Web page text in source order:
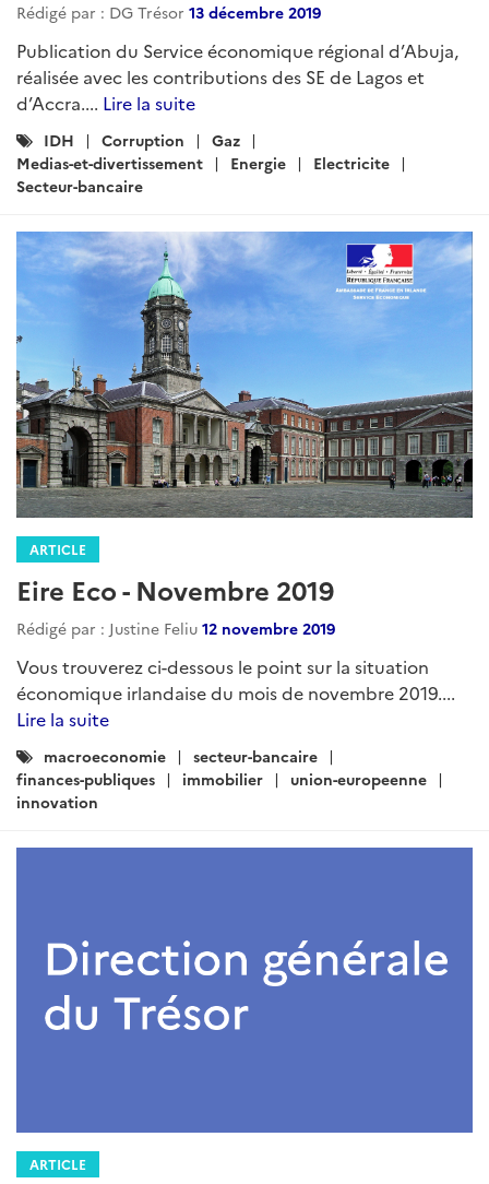
Rédigé par : DG Trésor 13 décembre 2019
Publication du Service économique régional d’Abuja,
réalisée avec les contributions des SE de Lagos et
d’Accra.... Lire la suite
Catégories
:
IDH Corruption
Gaz
Medias-et-divertissement
Energie
Electricite
Secteur-bancaire
ARTICLE
Eire Eco - Novembre 2019
Rédigé par : Justine Feliu 12 novembre 2019
Vous trouverez ci-dessous le point sur la situation
économique irlandaise du mois de novembre 2019....
Lire la suite
Catégories
:
macroeconomie
secteur-bancaire
finances-publiques
immobilier
union-europeenne
innovation
ARTICLE